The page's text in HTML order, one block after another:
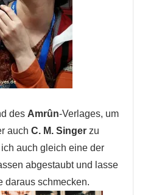
des Amrûn-Verlages, um
auch C. M. Singerzu
auch gleich eine der
abgestaubt und lasse
daraus schmecken.